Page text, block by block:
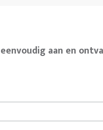
aan en